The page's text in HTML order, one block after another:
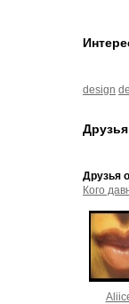
design
Друзья
Друзья
Кого